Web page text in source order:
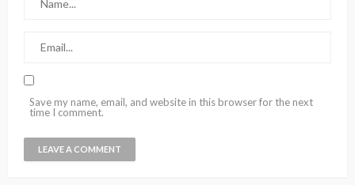
Save my name, email, and website in this browser for the next
time I comment.